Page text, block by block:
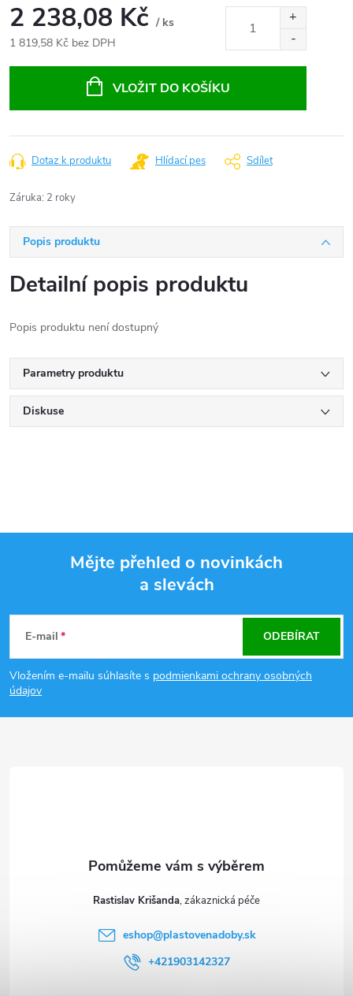
2 238,08 Kč / ks
1 819,58 Kč bez DPH
VLOŽIT DO KOŠÍKU
Dotaz k produktu Hlídací pes Sdílet
Záruka: 2 roky
Popis produktu
Detailní popis produktu
Popis produktu není dostupný
Parametry produktu
Diskuse
p
a
Mějte přehled o novinkách
a slevách
E-mail
Vložením e-mailu súhlasíte s podmienkami ochrany osobných
údajov
ODEBÍRAT
Rastislav Krišanda
eshop@plastovenadoby.sk
+421903142327